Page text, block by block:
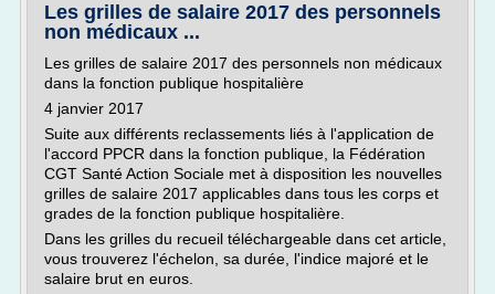
Les grilles de salaire 2017 des personnels
non médicaux ...
Les grilles de salaire 2017 des personnels non médicaux
dans la fonction publique hospitalière
4 janvier 2017
Suite aux différents reclassements liés à l'application de
l'accord PPCR dans la fonction publique, la Fédération
CGT Santé Action Sociale met à disposition les nouvelles
grilles de salaire 2017 applicables dans tous les corps et
grades de la fonction publique hospitalière.
Dans les grilles du recueil téléchargeable dans cet article,
vous trouverez l'échelon, sa durée, l'indice majoré et le
salaire brut en euros.